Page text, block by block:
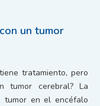
un tumor
tratamiento, pero
tumor cerebral? La
tumor en el encéfalo